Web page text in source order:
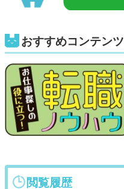
おすすめコンテンツ
閲覧履歴